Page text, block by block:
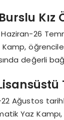
Kız
Haziran-26
Kamp,
değerli
Ağustos
Yaz